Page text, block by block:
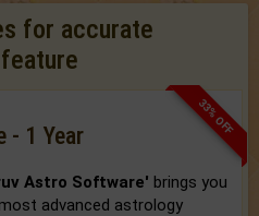
for accurate
33% OFF
- 1 Year
Astro Software' brings you
advanced astrology